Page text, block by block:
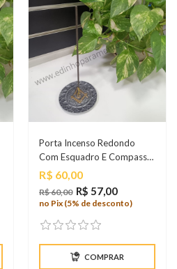
Porta Incenso Redondo
Com Esquadro E Compasso
Prata
Preço
R$ 60,00
R$ 60,00 R$ 57,00
no Pix (5% de desconto)
COMPRAR